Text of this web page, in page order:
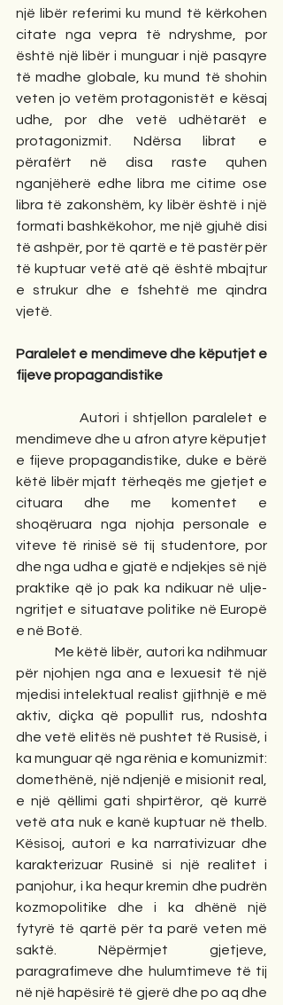
një libër referimi ku mund të kërkohen
citate nga vepra të ndryshme, por
është një libër i munguar i një pasqyre
të madhe globale, ku mund të shohin
veten jo vetëm protagonistët e kësaj
udhe, por dhe vetë udhëtarët e
protagonizmit. Ndërsa librat e
përafërt në disa raste quhen
nganjëherë edhe libra me citime ose
libra të zakonshëm, ky libër është i një
formati bashkëkohor, me një gjuhë disi
të ashpër, por të qartë e të pastër për
të kuptuar vetë atë që është mbajtur
e strukur dhe e fshehtë me qindra
vjetë.
Paralelet e mendimeve dhe këputjet e
fijeve propagandistike
Autori i shtjellon paralelet e
mendimeve dhe u afron atyre këputjet
e fijeve propagandistike, duke e bërë
këtë libër mjaft tërheqës me gjetjet e
cituara dhe me komentet e
shoqëruara nga njohja personale e
viteve të rinisë së tij studentore, por
dhe nga udha e gjatë e ndjekjes së një
praktike që jo pak ka ndikuar në ulje-
ngritjet e situatave politike në Europë
e në Botë.
Me këtë libër, autori ka ndihmuar
për njohjen nga ana e lexuesit të një
mjedisi intelektual realist gjithnjë e më
aktiv, diçka që popullit rus, ndoshta
dhe vetë elitës në pushtet të Rusisë, i
ka munguar që nga rënia e komunizmit:
domethënë, një ndjenjë e misionit real,
e një qëllimi gati shpirtëror, që kurrë
vetë ata nuk e kanë kuptuar në thelb.
Kësisoj, autori e ka narrativizuar dhe
karakterizuar Rusinë si një realitet i
panjohur, i ka hequr kremin dhe pudrën
kozmopolitike dhe i ka dhënë një
fytyrë të qartë për ta parë veten më
saktë. Nëpërmjet gjetjeve,
paragrafimeve dhe hulumtimeve të tij
në një hapësirë të gjerë dhe po aq dhe